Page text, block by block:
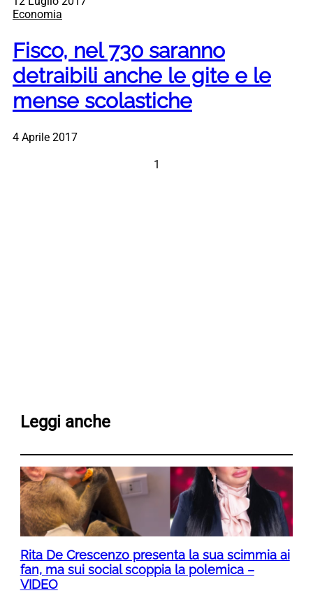
Economia
Fisco, nel 730 saranno
detraibili anche le gite e le
mense scolastiche
4 Aprile 2017
1
Leggi anche
Rita De Crescenzo presenta la sua scimmia ai
fan, ma sui social scoppia la polemica –
VIDEO